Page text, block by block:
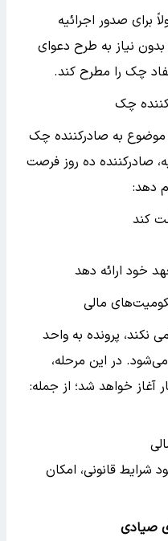
برای صدور اجرائیه
نیاز به طرح دعوای
چک را مطرح کند.
چک
موضوع به صادرکننده چک
صادرکننده ده روز فرصت
دهد:
کند
خود ارائه دهد
مالی
نکند، پرونده به واحد
در این مرحله،
آغاز خواهد شد؛ از جمله:
شرایط قانونی، امکان
صیادی